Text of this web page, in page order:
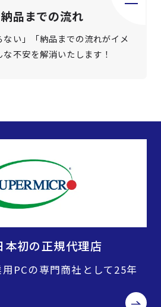
品までの流れ
ない」「納品までの流れがイメ
不安を解消いたします！
初の正規代理店
PCの専門商社として25年